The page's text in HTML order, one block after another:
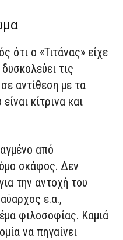
ότι ο «Τιτάνας» είχε
τις
αντίθεση με τα
κίτρινα και
από
σκάφος. Δεν
την αντοχή του
ε.α.,
φιλοσοφίας. Καμιά
να πηγαίνει